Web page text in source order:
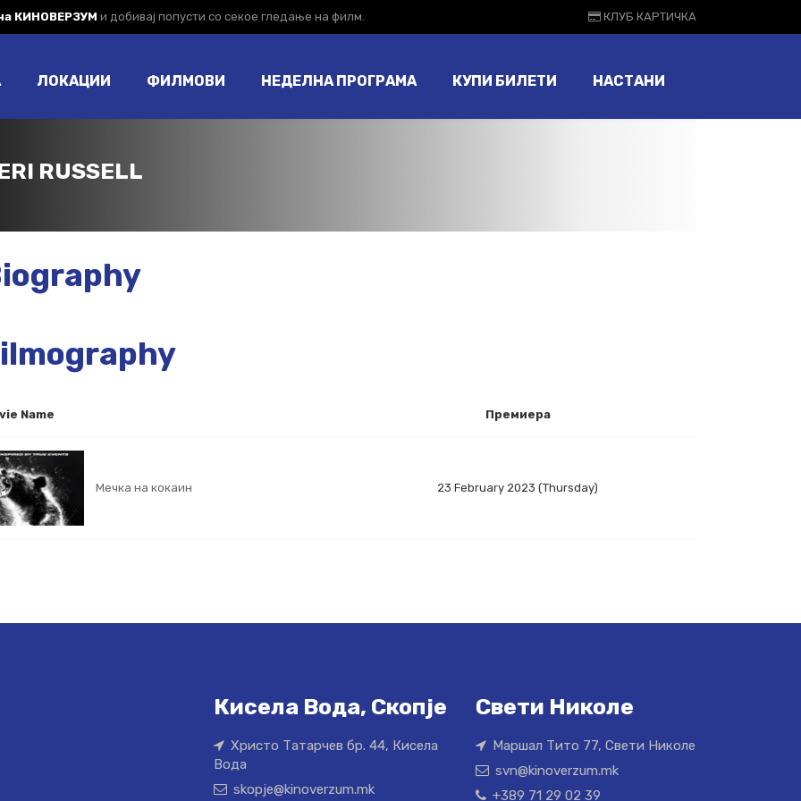
КИНОВЕРЗУМ и добивај попусти со секое гледање на филм. КЛУБ КАРТИЧКА
ЛОКАЦИИ ФИЛМОВИ НЕДЕЛНА ПРОГРАМА КУПИ БИЛЕТИ НАСТАНИ
RUSSELL
Name Премиера
Мечка на кокаин 23 February 2023 (Thursday)
Кисела Вода, Скопје
Христо Татарчев бр. 44, Кисела
Вода
skopje@kinoverzum.mk
Свети Николе
Маршал Тито 77, Свети Николе
svn@kinoverzum.mk
+389 71 29 02 39